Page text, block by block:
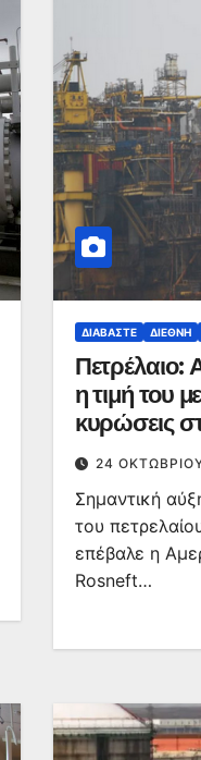
ΔΙΑΒΆΣΤΕ ΔΙΕΘΝΉ
Πετρέλαιο:
η τιμή του
κυρώσεις
αναλυτές
24
Σημαντική
του
επέβαλε η
Rosneft…